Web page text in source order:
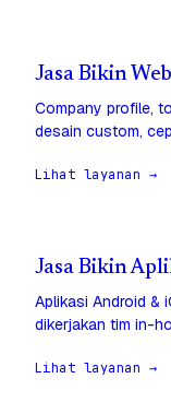
Jasa Bikin
Company profile,
desain custom,
Lihat layanan →
Jasa Bikin
Aplikasi Android &
dikerjakan tim in-
Lihat layanan →